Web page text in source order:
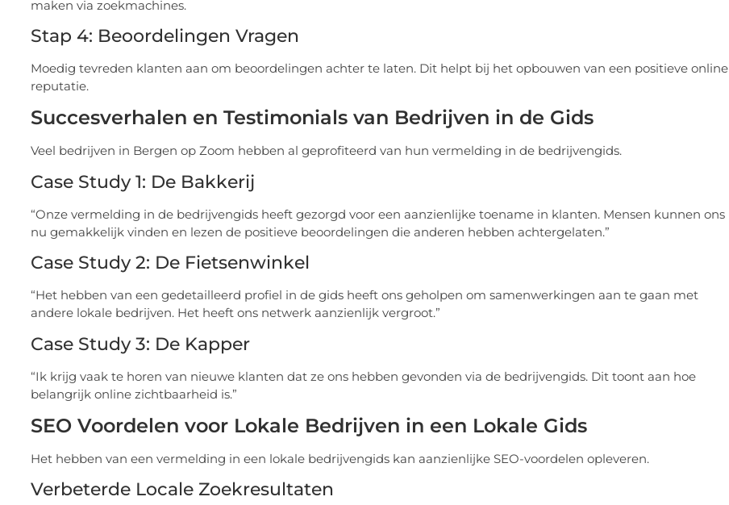
maken via zoekmachines.
Stap 4: Beoordelingen Vragen
Moedig tevreden klanten aan om beoordelingen achter te laten. Dit helpt bij het opbouwen van een positieve online
reputatie.
Succesverhalen en Testimonials van Bedrijven in de Gids
Veel bedrijven in Bergen op Zoom hebben al geprofiteerd van hun vermelding in de bedrijvengids.
Case Study 1: De Bakkerij
“Onze vermelding in de bedrijvengids heeft gezorgd voor een aanzienlijke toename in klanten. Mensen kunnen ons
nu gemakkelijk vinden en lezen de positieve beoordelingen die anderen hebben achtergelaten.”
Case Study 2: De Fietsenwinkel
“Het hebben van een gedetailleerd profiel in de gids heeft ons geholpen om samenwerkingen aan te gaan met
andere lokale bedrijven. Het heeft ons netwerk aanzienlijk vergroot.”
Case Study 3: De Kapper
“Ik krijg vaak te horen van nieuwe klanten dat ze ons hebben gevonden via de bedrijvengids. Dit toont aan hoe
belangrijk online zichtbaarheid is.”
SEO Voordelen voor Lokale Bedrijven in een Lokale Gids
Het hebben van een vermelding in een lokale bedrijvengids kan aanzienlijke SEO-voordelen opleveren.
Verbeterde Locale Zoekresultaten